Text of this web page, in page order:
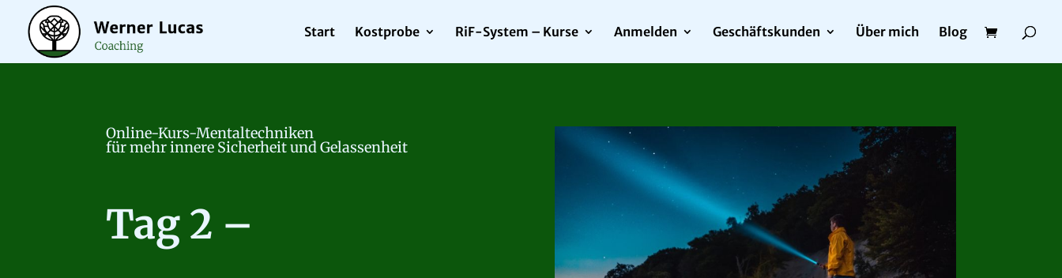
Start Kostprobe RiF-System – Kurse Anmelden Geschäftskunden Über mich Blog
Online-Kurs-Mentaltechniken
für mehr innere Sicherheit und Gelassenheit
Tag 2 –